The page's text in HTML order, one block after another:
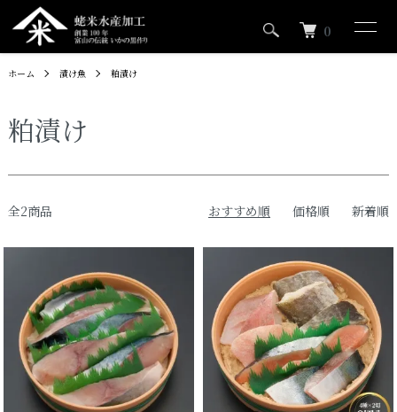
0
ホーム 漬け魚 粕漬け
粕漬け
全2商品 おすすめ順 価格順 新着順